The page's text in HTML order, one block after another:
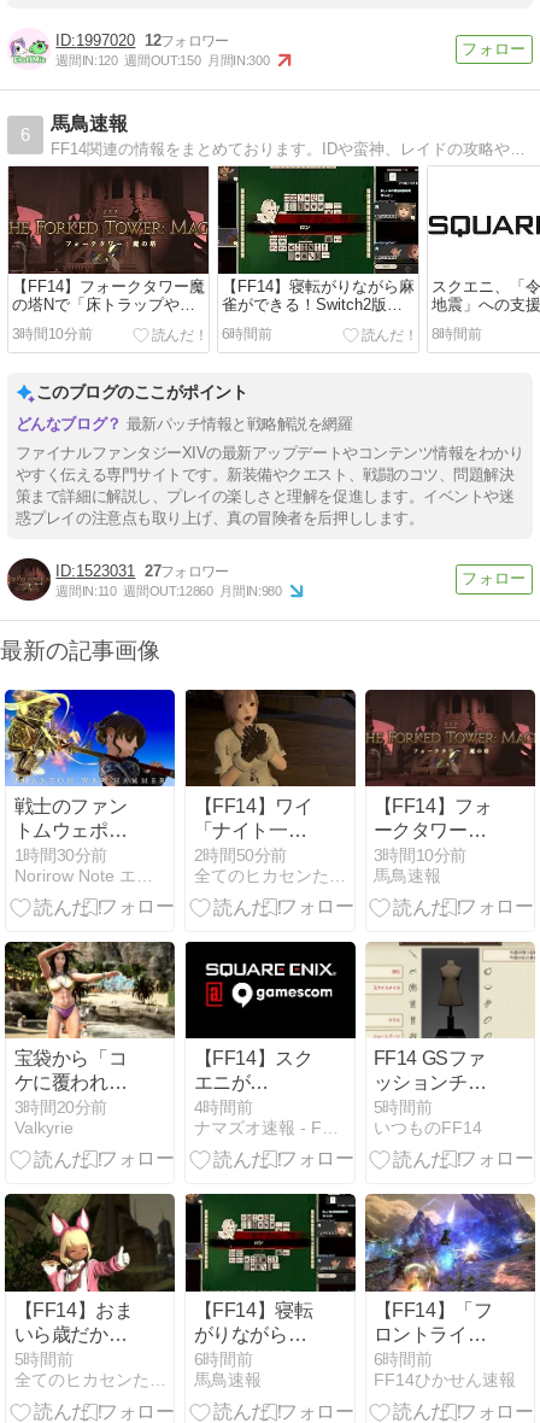
1997020 12
週間IN:120 週間OUT:150 月間IN:300
6
馬鳥速報
FF14関連の情報をまとめております。IDや蛮神、レイドの攻略やレベル上げ・各ジョブのスキル回しの方法などお役に立てる情報をお届けいたします。
【FF14】フォークタワー魔
の塔Nで「床トラップや生
き急いでダッシュするソロ
が戦闘不能になり放置され
3時間10分前
【FF14】寝転がりながら麻
雀ができる！Switch2版、
携帯麻雀機として滅茶苦茶
優秀だと話題に。
戦できるのも凄い
6時間前
スクエニ、「
地震」への支
援金3000万円
表。「今般の
8時間前
このブログのここがポイント
最新パッチ情報と戦略解説を網羅
ファイナルファンタジーXIVの最新アップデートやコンテンツ情報をわかり
やすく伝える専門サイトです。新装備やクエスト、戦闘のコツ、問題解決
策まで詳細に解説し、プレイの楽しさと理解を促進します。イベントや迷
惑プレイの注意点も取り上げ、真の冒険者を后押しします。
1523031 27
週間IN:110 週間OUT:12860 月間IN:980
最新の記事画像
戦士のファン
トムウェポン
(PW) 最終形
態・光る大金
槌『ファント
ム・ウォーハ
ンマー』
1時間30分前
Norirow Note エオルゼア冒険記 in FF14
【FF14】ワイ
「ナイト一番
好き！」ジョ
ブクエプレイ
後「虚無すぎ
んて◯◯だぜ
2時間50分前
全てのヒカセンたちへ
【FF14】フォ
ークタワー魔
の塔Nで「床
トラップや生
き急いでダッ
が戦闘不能に
なり放置され
退出」がたま
にある模様
3時間10分前
馬鳥速報
宝袋から「コ
ケに覆われた
地図」、とベ
ル失敗
3時間20分前
Valkyrie
【FF14】スク
エニが
gamescom出
展を告知、
FF14も試遊可
ドの髪型ネタ
で盛り上がる
海外勢」
4時間前
ナマズオ速報 - FF14まとめ
FF14 GSファ
ッションチェ
ック（スケイ
ルメイルの道
化）80点以上
5時間前
いつものFF14
【FF14】おま
いら歳だから
コンビニ系の
ホットスナッ
ク食べたら胃
5時間前
全てのヒカセンたちへ
【FF14】寝転
がりながら麻
雀ができる！
Switch2版、携
帯麻雀機とし
6時間前
馬鳥速報
【FF14】「フ
ロントライン
で2位が3位を
狙うのはおか
しいから1位
6時間前
FF14ひかせん速報